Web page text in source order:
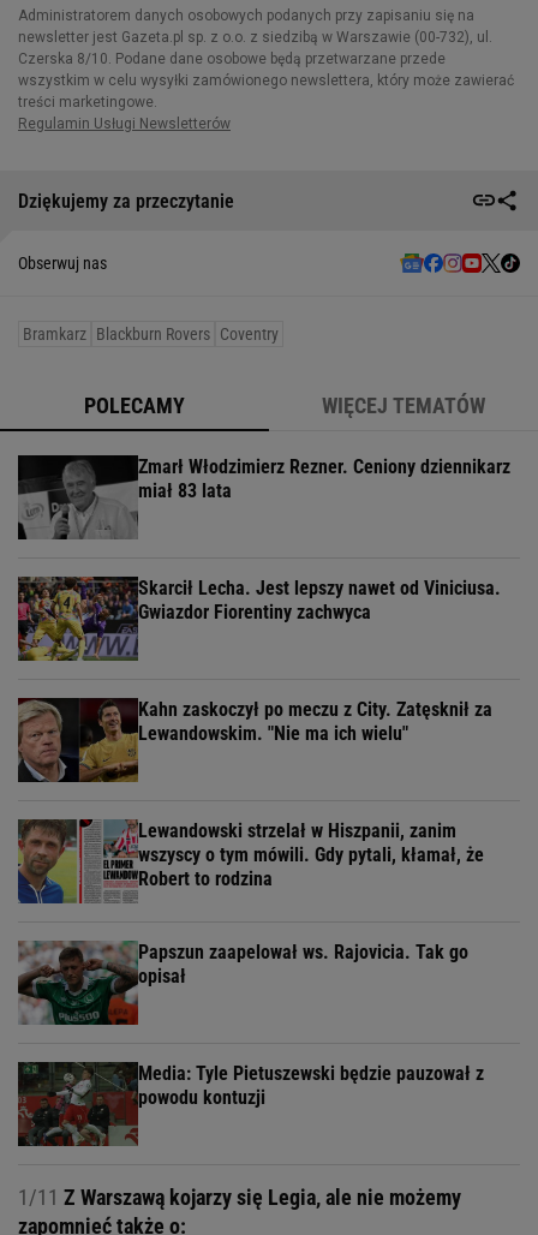
Dziękujemy za przeczytanie
Obserwuj nas
Bramkarz Blackburn Rovers Coventry
POLECAMY WIĘCEJ TEMATÓW
Zmarł Włodzimierz Rezner. Ceniony dziennikarz
miał 83 lata
Skarcił Lecha. Jest lepszy nawet od Viniciusa.
Gwiazdor Fiorentiny zachwyca
Kahn zaskoczył po meczu z City. Zatęsknił za
Lewandowskim. "Nie ma ich wielu"
Lewandowski strzelał w Hiszpanii, zanim
wszyscy o tym mówili. Gdy pytali, kłamał, że
Robert to rodzina
Papszun zaapelował ws. Rajovicia. Tak go
opisał
Media: Tyle Pietuszewski będzie pauzował z
powodu kontuzji
1/11 Z Warszawą kojarzy się Legia, ale nie możemy
zapomnieć także o: